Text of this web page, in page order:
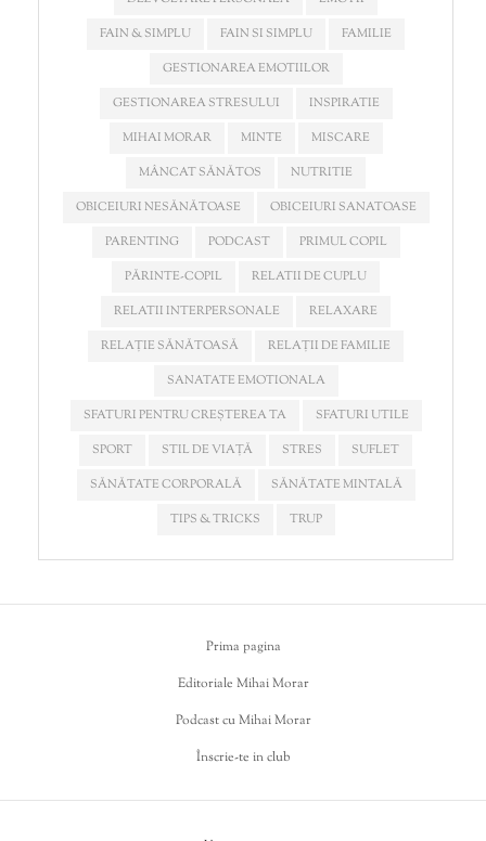
FAIN & SIMPLU
FAIN SI SIMPLU
FAMILIE
GESTIONAREA EMOTIILOR
GESTIONAREA STRESULUI
INSPIRATIE
MIHAI MORAR
MINTE
MISCARE
MÂNCAT SĂNĂTOS
NUTRITIE
OBICEIURI NESĂNĂTOASE
OBICEIURI SANATOASE
PARENTING
PODCAST
PRIMUL COPIL
PĂRINTE-COPIL
RELATII DE CUPLU
RELATII INTERPERSONALE
RELAXARE
RELAȚIE SĂNĂTOASĂ
RELAȚII DE FAMILIE
SANATATE EMOTIONALA
SFATURI PENTRU CREȘTEREA TA
SFATURI UTILE
SPORT
STIL DE VIAȚĂ STRES
SUFLET
SĂNĂTATE CORPORALĂ
SĂNĂTATE MINTALĂ
TIPS & TRICKS
TRUP
Prima pagina
Editoriale Mihai Morar
Podcast cu Mihai Morar
Înscrie-te in club